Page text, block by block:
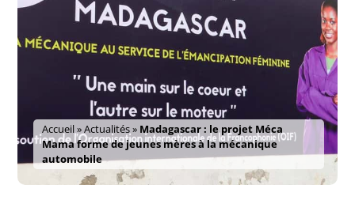
Accueil»Actualités» Madagascar : le projet Méca
Mama forme de jeunes mères à la mécanique
automobile